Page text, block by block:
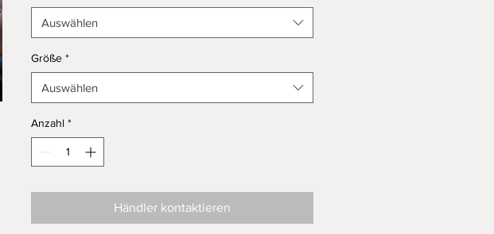
Auswählen
Größe *
Auswählen
Anzahl *
Händler kontaktieren